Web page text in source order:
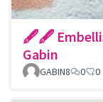
🖋🖋
Gabin
GABIN8 0 0